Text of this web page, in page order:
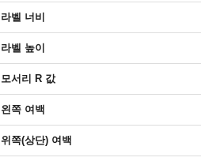
라벨 너비
라벨 높이
모서리 R 값
왼쪽 여백
위쪽(상단) 여백